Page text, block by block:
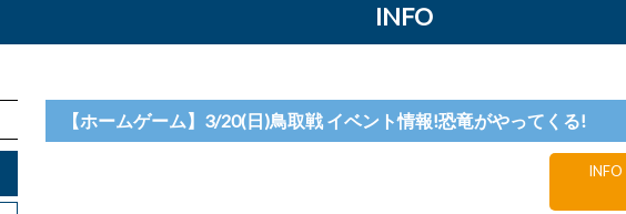
INFO
【ホームゲーム】3/20(日)鳥取戦 イベント情報!恐竜がやってくる!
INFO